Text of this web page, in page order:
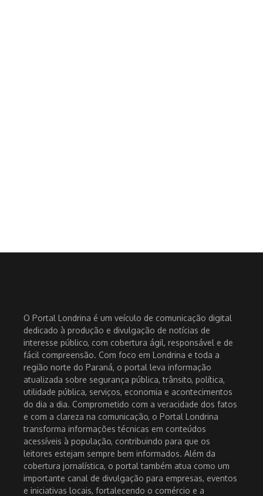
O Portal Londrina é um veículo de comunicação digital
dedicado à produção e divulgação de notícias de
interesse público, com cobertura ágil, responsável e de
fácil compreensão. Com foco em Londrina e toda a
região norte do Paraná, o portal leva informação
atualizada sobre segurança pública, trânsito, política,
utilidade pública, serviços, economia e acontecimentos
do dia a dia. Comprometido com a veracidade dos fatos
e com a clareza na comunicação, o Portal Londrina
transforma informações técnicas em conteúdos
acessíveis à população, contribuindo para que os
leitores estejam sempre bem informados. Além da
cobertura jornalística, o portal também atua como um
importante canal de divulgação para empresas, eventos
e iniciativas locais, fortalecendo o comércio e a